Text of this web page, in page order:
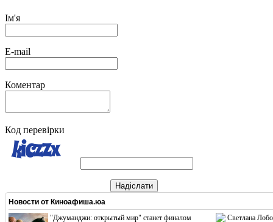
Ім'я
E-mail
Коментар
Код перевірки
Надіслати
Новости от Киноафиша.юа
"Джуманджи: открытый мир" станет финалом
Светлана